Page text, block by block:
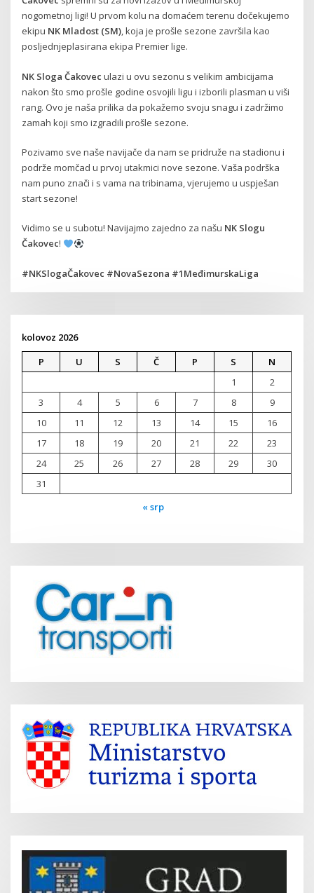
nogometnoj ligi! U prvom kolu na domaćem terenu dočekujemo
ekipu NK Mladost (SM), koja je prošle sezone završila kao
posljednjeplasirana ekipa Premier lige.
NK Sloga Čakovec ulazi u ovu sezonu s velikim ambicijama
nakon što smo prošle godine osvojili ligu i izborili plasman u viši
rang. Ovo je naša prilika da pokažemo svoju snagu i zadržimo
zamah koji smo izgradili prošle sezone.
Pozivamo sve naše navijače da nam se pridruže na stadionu i
podrže momčad u prvoj utakmici nove sezone. Vaša podrška
nam puno znači i s vama na tribinama, vjerujemo u uspješan
start sezone!
Vidimo se u subotu! Navijajmo zajedno za našu NK Slogu
Čakovec!
#NKSlogaČakovec #NovaSezona #1MeđimurskaLiga
kolovoz 2026
P
U S Č P S
N
1
2
3
4 5 6 7 8
9
10
11 12 13 14 15
16
17
18 19 20 21 22
23
24
25 26 27 28 29
30
31
« srp